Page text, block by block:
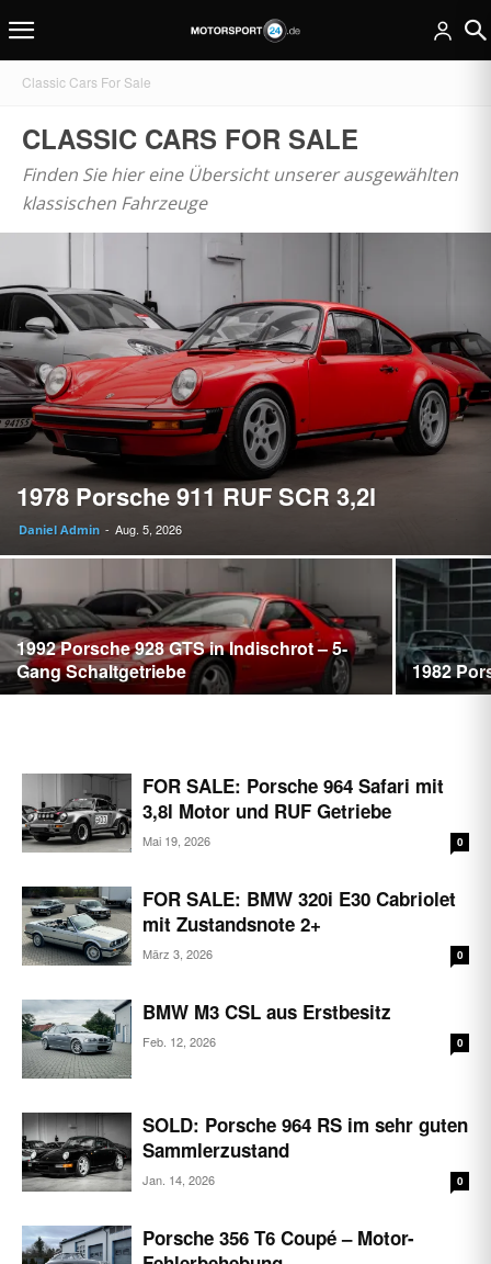
Classic Cars For Sale
CLASSIC CARS FOR SALE
Finden Sie hier eine Übersicht unserer ausgewählten
klassischen Fahrzeuge
1978 Porsche 911 RUF SCR 3,2l
Daniel Admin - Aug. 5, 2026
1992 Porsche 928 GTS in Indischrot – 5-
Gang Schaltgetriebe
1982
FOR SALE: Porsche 964 Safari mit
3,8l Motor und RUF Getriebe
Mai 19, 2026 0
FOR SALE: BMW 320i E30 Cabriolet
mit Zustandsnote 2+
März 3, 2026 0
BMW M3 CSL aus Erstbesitz
Feb. 12, 2026 0
SOLD: Porsche 964 RS im sehr guten
Sammlerzustand
Jan. 14, 2026 0
Porsche 356 T6 Coupé – Motor-